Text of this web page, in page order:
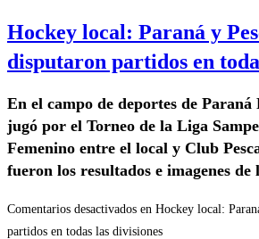
Hockey local: Paraná y
disputaron partidos en
En el campo de deportes de
jugó por el Torneo de la Liga
Femenino entre el local y Club
fueron los resultados e imagenes
Comentarios desactivados en Hockey local:
partidos en todas las divisiones